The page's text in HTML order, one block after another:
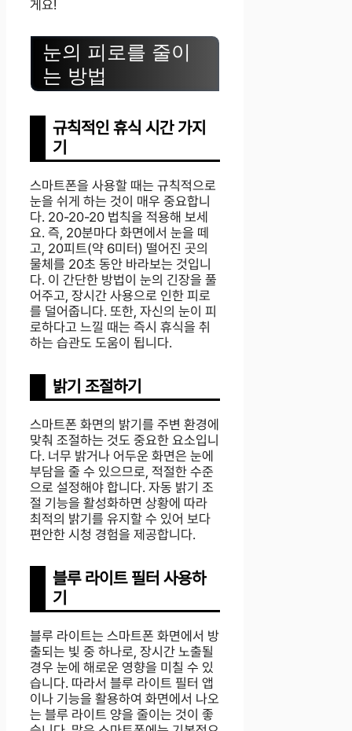
게요!
눈의 피로를 줄이
는 방법
규칙적인 휴식 시간 가지
기
스마트폰을 사용할 때는 규칙적으로
눈을 쉬게 하는 것이 매우 중요합니
다. 20-20-20 법칙을 적용해 보세
요. 즉, 20분마다 화면에서 눈을 떼
고, 20피트(약 6미터) 떨어진 곳의
물체를 20초 동안 바라보는 것입니
다. 이 간단한 방법이 눈의 긴장을 풀
어주고, 장시간 사용으로 인한 피로
를 덜어줍니다. 또한, 자신의 눈이 피
로하다고 느낄 때는 즉시 휴식을 취
하는 습관도 도움이 됩니다.
밝기 조절하기
스마트폰 화면의 밝기를 주변 환경에
맞춰 조절하는 것도 중요한 요소입니
다. 너무 밝거나 어두운 화면은 눈에
부담을 줄 수 있으므로, 적절한 수준
으로 설정해야 합니다. 자동 밝기 조
절 기능을 활성화하면 상황에 따라
최적의 밝기를 유지할 수 있어 보다
편안한 시청 경험을 제공합니다.
블루 라이트 필터 사용하
기
블루 라이트는 스마트폰 화면에서 방
출되는 빛 중 하나로, 장시간 노출될
경우 눈에 해로운 영향을 미칠 수 있
습니다. 따라서 블루 라이트 필터 앱
이나 기능을 활용하여 화면에서 나오
는 블루 라이트 양을 줄이는 것이 좋